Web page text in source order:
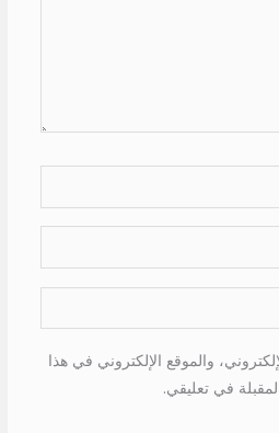
والموقع الإلكتروني في هذا
في تعليقي.